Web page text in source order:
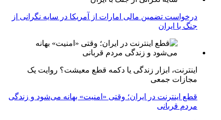
درخواست تضمین مالی امارات از آمریکا در سایه نگرانی از
جنگ با ایران
اینترنت، ابزار زندگی یا دکمه قطع معیشت؟ روایت یک
مجازات جمعی
قطع اینترنت در ایران؛ وقتی «امنیت» بهانه می‌شود و زندگی
مردم قربانی